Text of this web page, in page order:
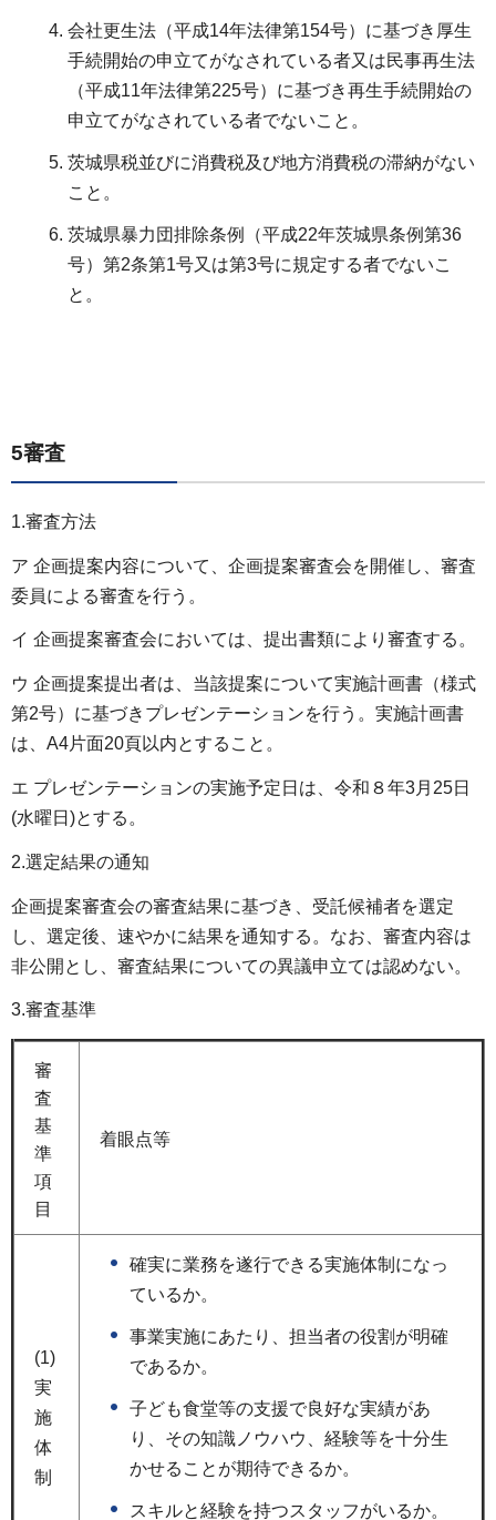
会社更生法（平成14年法律第154号）に基づき厚生
手続開始の申立てがなされている者又は民事再生法
（平成11年法律第225号）に基づき再生手続開始の
申立てがなされている者でないこと。
茨城県税並びに消費税及び地方消費税の滞納がない
こと。
茨城県暴力団排除条例（平成22年茨城県条例第36
号）第2条第1号又は第3号に規定する者でないこ
と。
5審査
1.審査方法
ア 企画提案内容について、企画提案審査会を開催し、審査
委員による審査を行う。
イ 企画提案審査会においては、提出書類により審査する。
ウ 企画提案提出者は、当該提案について実施計画書（様式
第2号）に基づきプレゼンテーションを行う。実施計画書
は、A4片面20頁以内とすること。
エ プレゼンテーションの実施予定日は、令和８年3月25日
(水曜日)とする。
2.選定結果の通知
企画提案審査会の審査結果に基づき、受託候補者を選定
し、選定後、速やかに結果を通知する。なお、審査内容は
非公開とし、審査結果についての異議申立ては認めない。
3.審査基準
審
査
基
準
項
目
着眼点等
(1)
実
施
体
制
確実に業務を遂行できる実施体制になっ
ているか。
事業実施にあたり、担当者の役割が明確
であるか。
子ども食堂等の支援で良好な実績があ
り、その知識ノウハウ、経験等を十分生
かせることが期待できるか。
スキルと経験を持つスタッフがいるか。